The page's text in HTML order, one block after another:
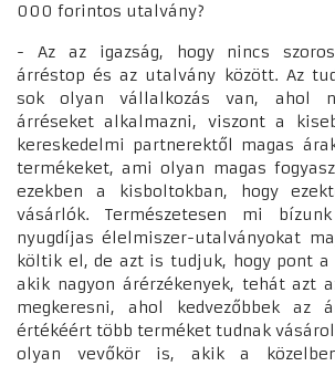
000 forintos utalvány?
- Az az igazság, hogy nincs
árréstop és az utalvány között. Az
sok olyan vállalkozás van, ahol
árréseket alkalmazni, viszont a
kereskedelmi partnerektől magas
termékeket, ami olyan magas
ezekben a kisboltokban, hogy
vásárlók. Természetesen mi
nyugdíjas élelmiszer-utalványokat
költik el, de azt is tudjuk, hogy pont a
akik nagyon árérzékenyek, tehát azt
megkeresni, ahol kedvezőbbek az
értékéért több terméket tudnak
olyan vevőkör is, akik a